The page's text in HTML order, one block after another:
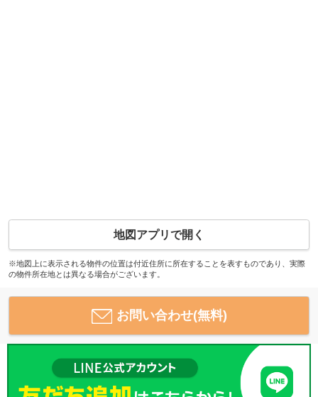
地図アプリで開く
※地図上に表示される物件の位置は付近住所に所在することを表すものであり、実際
の物件所在地とは異なる場合がございます。
お問い合わせ(無料)